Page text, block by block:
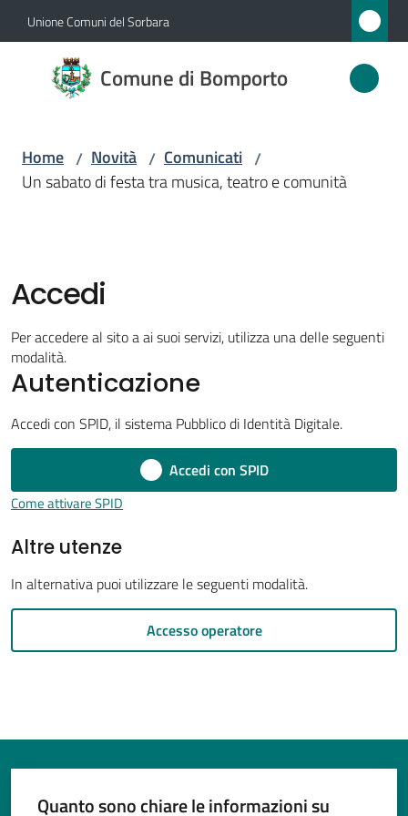
Vai al contenuto
Vai alla navigazione
Vai al footer
Unione Comuni del Sorbara
Comune di Bomporto
Comune
di
Servizi
Vivere
Bomporto
Tutti
argomenti...
su
Home / Novità / Comunicati /
Un sabato di festa tra musica, teatro e comunità
Accedi
Per accedere al sito a ai suoi servizi, utilizza una delle seguenti
modalità.
Autenticazione
Accedi con SPID, il sistema Pubblico di Identità Digitale.
Accedi con SPID
Come attivare SPID
Altre utenze
In alternativa puoi utilizzare le seguenti modalità.
Accesso operatore
Quanto sono chiare le informazioni su